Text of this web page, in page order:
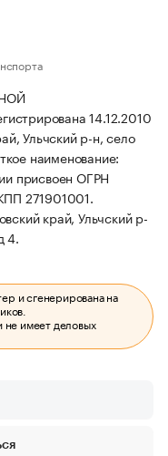
14.12.2010
Ульчский р-н, село
наименование:
присвоен ОГРН
271901001.
край, Ульчский р-
4.
и сгенерирована на
не имеет деловых